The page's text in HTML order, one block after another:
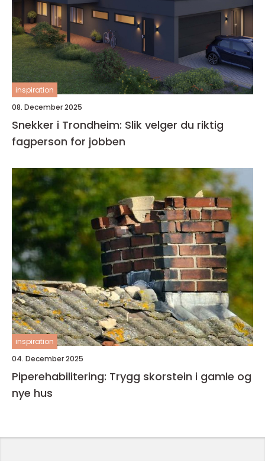
inspiration
08. December 2025
Snekker i Trondheim: Slik velger du riktig
fagperson for jobben
inspiration
04. December 2025
Piperehabilitering: Trygg skorstein i gamle og
nye hus